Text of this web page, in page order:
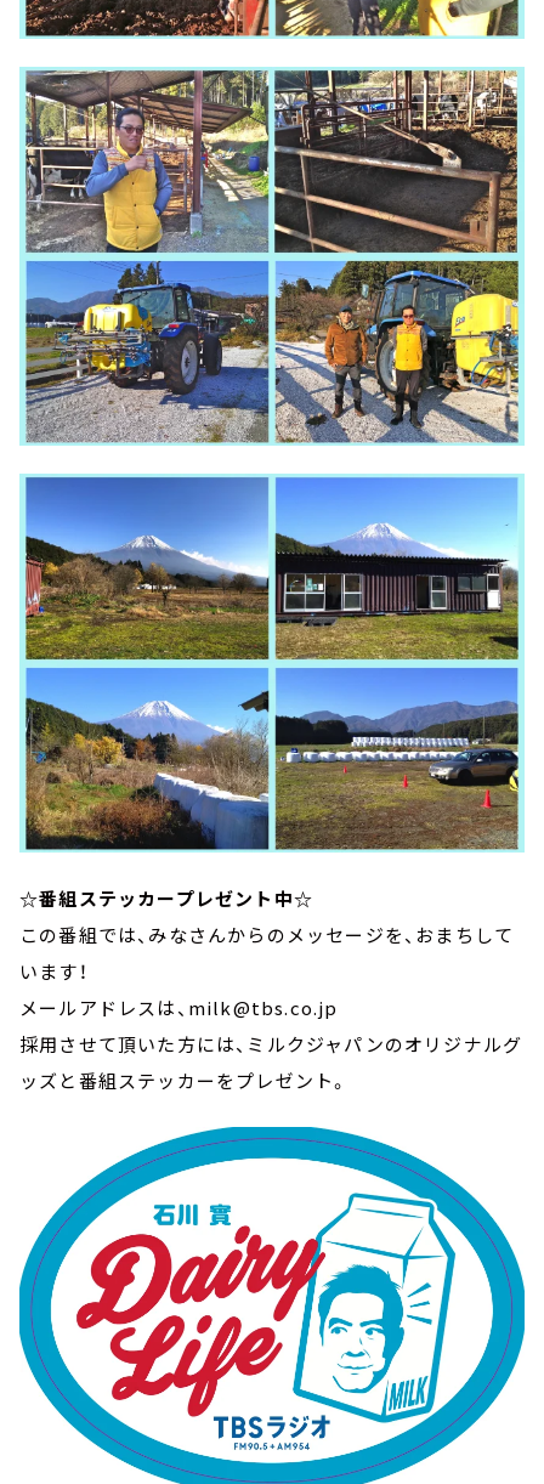
☆番組ステッカープレゼント中☆
この番組では、みなさんからのメッセージを、おまちして
います！
メールアドレスは、milk@tbs.co.jp
採用させて頂いた方には、ミルクジャパンのオリジナルグ
ッズと番組ステッカーをプレゼント。